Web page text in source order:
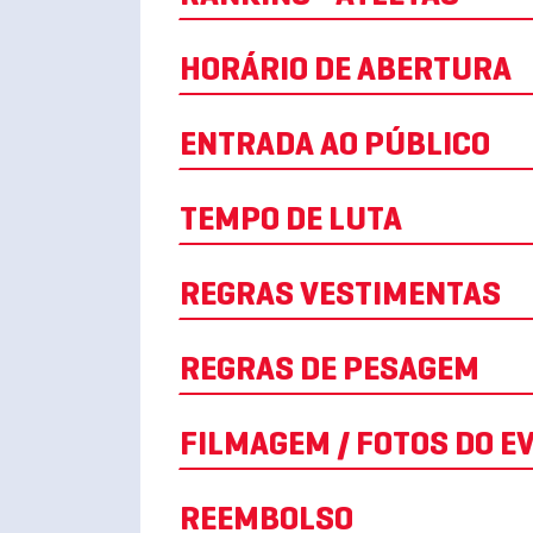
HORÁRIO DE ABERTURA
ENTRADA AO PÚBLICO
TEMPO DE LUTA
REGRAS VESTIMENTAS
REGRAS DE PESAGEM
FILMAGEM / FOTOS
REEMBOLSO